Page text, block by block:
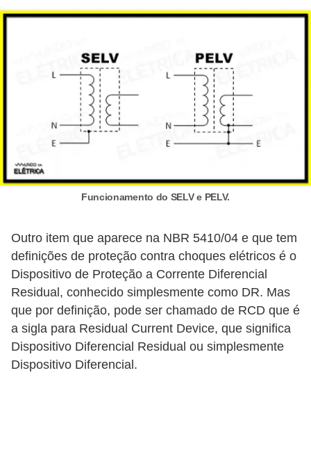
Funcionamento do SELV e PELV.
Outro item que aparece na NBR 5410/04 e que tem
definições de proteção contra choques elétricos é o
Dispositivo de Proteção a Corrente Diferencial
Residual, conhecido simplesmente como DR. Mas
que por definição, pode ser chamado de RCD que é
a sigla para Residual Current Device, que significa
Dispositivo Diferencial Residual ou simplesmente
Dispositivo Diferencial.
r
l
e
i
i
d
a
d
e